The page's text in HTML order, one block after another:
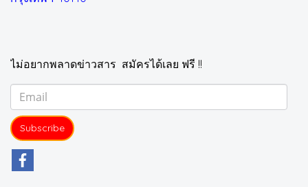
ไม่อยากพลาดข่าวสาร สมัครได้เลย ฟรี !!
Subscribe